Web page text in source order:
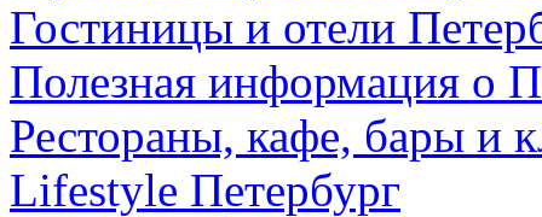
Гостиницы и отели
Полезная информация о
Рестораны, кафе, бары и
Lifestyle Петербург